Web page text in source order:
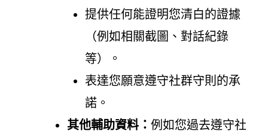
提供任何能證明您清白的證據
（例如相關截圖、對話紀錄
等）。
表達您願意遵守社群守則的承
諾。
其他輔助資料： 例如您過去遵守社